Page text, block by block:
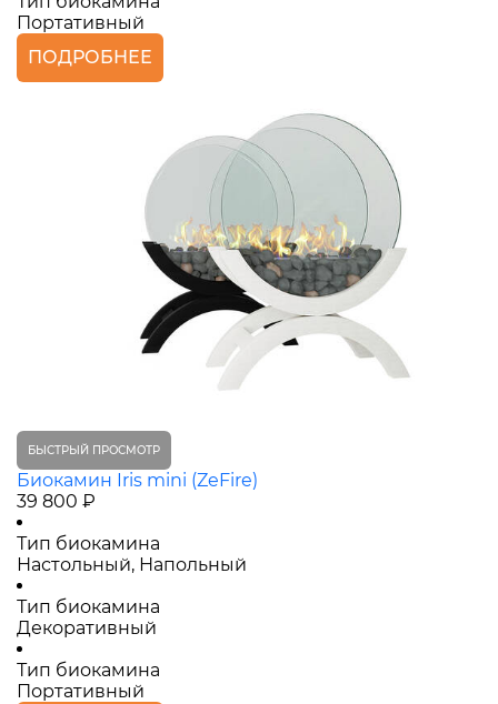
Портативный
ПОДРОБНЕЕ
БЫСТРЫЙ ПРОСМОТР
Биокамин Iris mini (ZeFire)
39 800 ₽
Тип биокамина
Настольный, Напольный
Тип биокамина
Декоративный
Тип биокамина
Портативный